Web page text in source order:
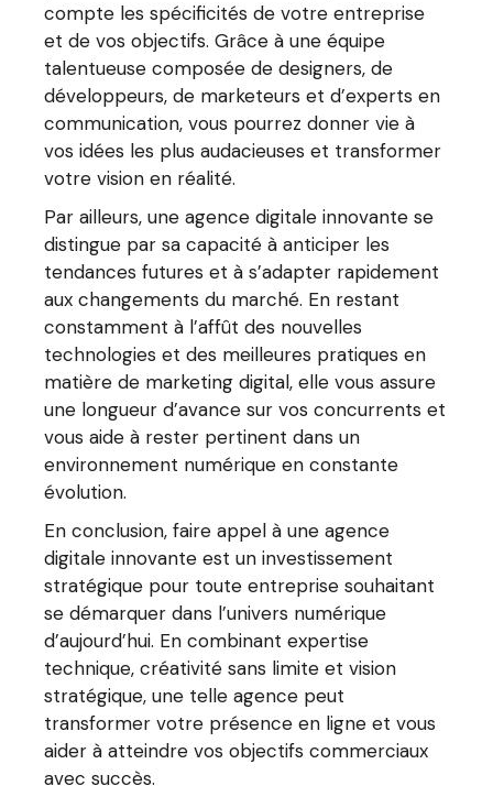
compte les spécificités de votre entreprise
et de vos objectifs. Grâce à une équipe
talentueuse composée de designers, de
développeurs, de marketeurs et d’experts en
communication, vous pourrez donner vie à
vos idées les plus audacieuses et transformer
votre vision en réalité.
Par ailleurs, une agence digitale innovante se
distingue par sa capacité à anticiper les
tendances futures et à s’adapter rapidement
aux changements du marché. En restant
constamment à l’affût des nouvelles
technologies et des meilleures pratiques en
matière de marketing digital, elle vous assure
une longueur d’avance sur vos concurrents et
vous aide à rester pertinent dans un
environnement numérique en constante
évolution.
En conclusion, faire appel à une agence
digitale innovante est un investissement
stratégique pour toute entreprise souhaitant
se démarquer dans l’univers numérique
d’aujourd’hui. En combinant expertise
technique, créativité sans limite et vision
stratégique, une telle agence peut
transformer votre présence en ligne et vous
aider à atteindre vos objectifs commerciaux
avec succès.